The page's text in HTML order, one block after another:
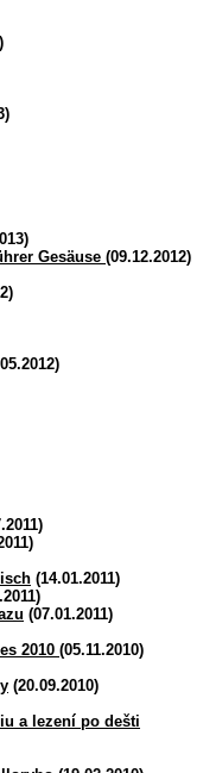
Gesäuse (09.12.2012)
(14.01.2011)
(07.01.2011)
2010 (05.11.2010)
(20.09.2010)
a lezení po dešti